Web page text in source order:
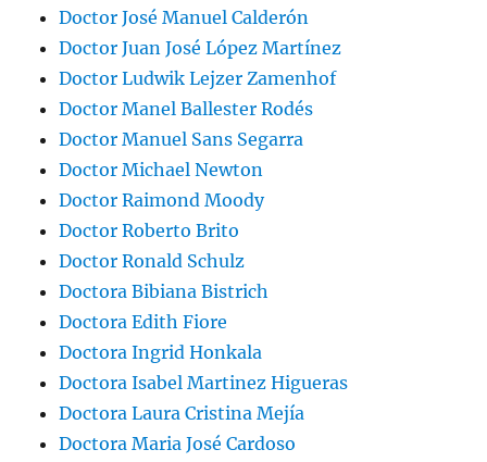
Doctor José Manuel Calderón
Doctor Juan José López Martínez
Doctor Ludwik Lejzer Zamenhof
Doctor Manel Ballester Rodés
Doctor Manuel Sans Segarra
Doctor Michael Newton
Doctor Raimond Moody
Doctor Roberto Brito
Doctor Ronald Schulz
Doctora Bibiana Bistrich
Doctora Edith Fiore
Doctora Ingrid Honkala
Doctora Isabel Martinez Higueras
Doctora Laura Cristina Mejía
Doctora Maria José Cardoso